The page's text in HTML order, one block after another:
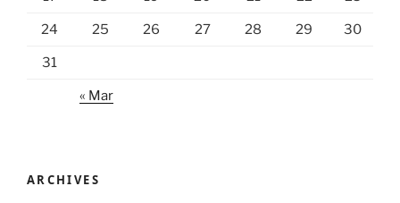
24 25 26 27 28 29 30
31
« Mar
ARCHIVES